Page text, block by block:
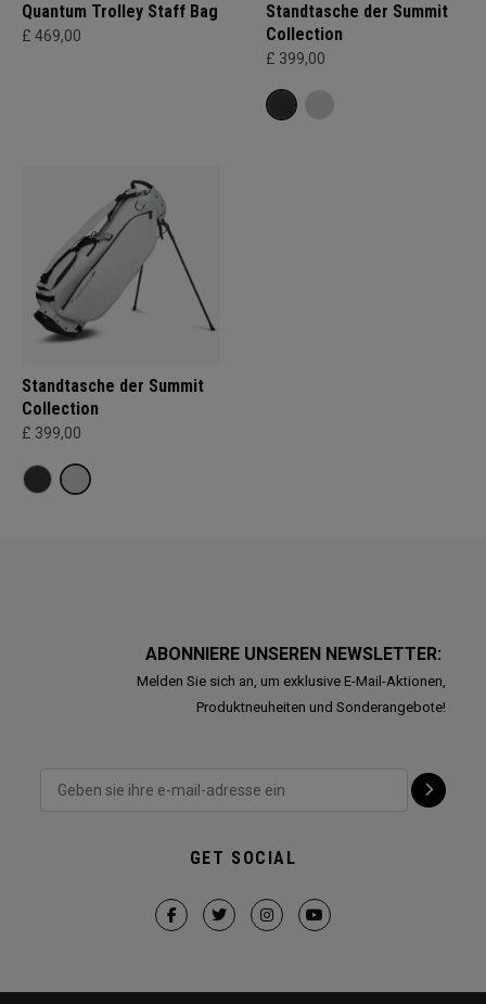
Quantum Trolley Staff Bag
£ 469,00
Standtasche der Summit
Collection
£ 399,00
Standtasche der Summit
Collection
£ 399,00
ABONNIERE UNSEREN NEWSLETTER:
Melden Sie sich an, um exklusive E-Mail-Aktionen,
Produktneuheiten und Sonderangebote!
GET SOCIAL